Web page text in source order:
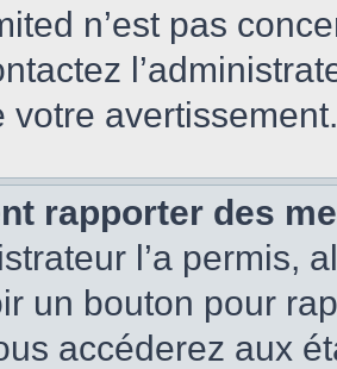
n’est pas
votre avertissement.
rapporter des
l’a permis,
un bouton pour
accéderez aux